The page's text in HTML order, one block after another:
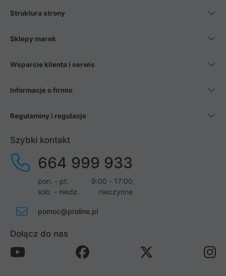
Struktura strony
Sklepy marek
Wsparcie klienta i serwis
Informacje o firmie
Regulaminy i regulacje
Szybki kontakt
664 999 933
pon. - pt.
9:00 - 17:00
sob. - niedz.
nieczynne
pomoc@proline.pl
Dołącz do nas